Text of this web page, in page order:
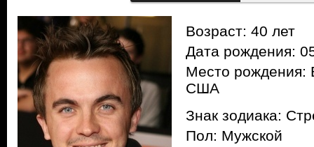
Возраст: 40 лет
Дата рождения:
Место
США
Знак зодиака:
Пол: Мужской